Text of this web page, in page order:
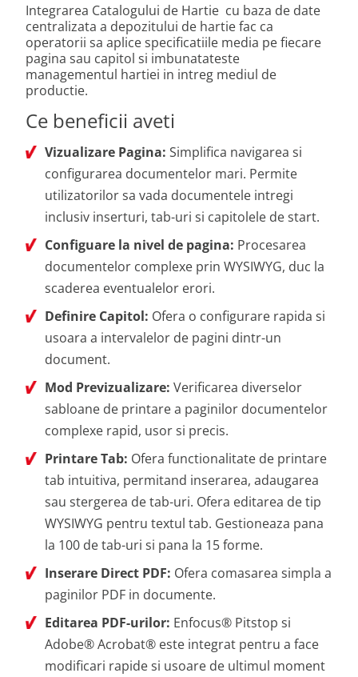
Integrarea Catalogului de Hartie cu baza de date
centralizata a depozitului de hartie fac ca
operatorii sa aplice specificatiile media pe fiecare
pagina sau capitol si imbunatateste
managementul hartiei in intreg mediul de
productie.
Ce beneficii aveti
Vizualizare Pagina: Simplifica navigarea si
configurarea documentelor mari. Permite
utilizatorilor sa vada documentele intregi
inclusiv inserturi, tab-uri si capitolele de start.
Configuare la nivel de pagina: Procesarea
documentelor complexe prin WYSIWYG, duc la
scaderea eventualelor erori.
Definire Capitol: Ofera o configurare rapida si
usoara a intervalelor de pagini dintr-un
document.
Mod Previzualizare: Verificarea diverselor
sabloane de printare a paginilor documentelor
complexe rapid, usor si precis.
Printare Tab: Ofera functionalitate de printare
tab intuitiva, permitand inserarea, adaugarea
sau stergerea de tab-uri. Ofera editarea de tip
WYSIWYG pentru textul tab. Gestioneaza pana
la 100 de tab-uri si pana la 15 forme.
Inserare Direct PDF: Ofera comasarea simpla a
paginilor PDF in documente.
Editarea PDF-urilor: Enfocus® Pitstop si
Adobe® Acrobat® este integrat pentru a face
modificari rapide si usoare de ultimul moment